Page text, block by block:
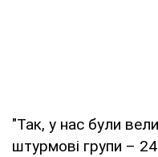
"Так, у нас були
штурмові групи –